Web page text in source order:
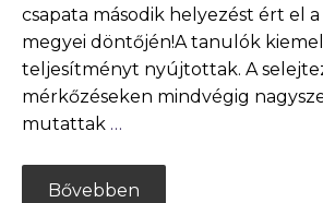
csapata második helyezést ért el
megyei döntőjén!A tanulók
teljesítményt nyújtottak. A
mérkőzéseken mindvégig
mutattak …
Bővebben